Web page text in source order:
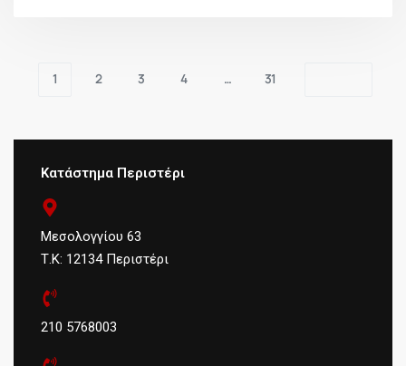
1 2 3 4 … 31
Κατάστημα Περιστέρι
Μεσολογγίου 63
Τ.Κ: 12134 Περιστέρι
210 5768003